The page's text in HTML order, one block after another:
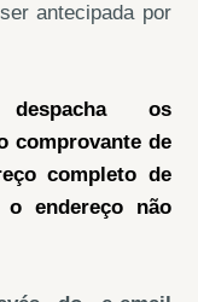
antecipada por
os
comprovante de
completo de
o endereço não